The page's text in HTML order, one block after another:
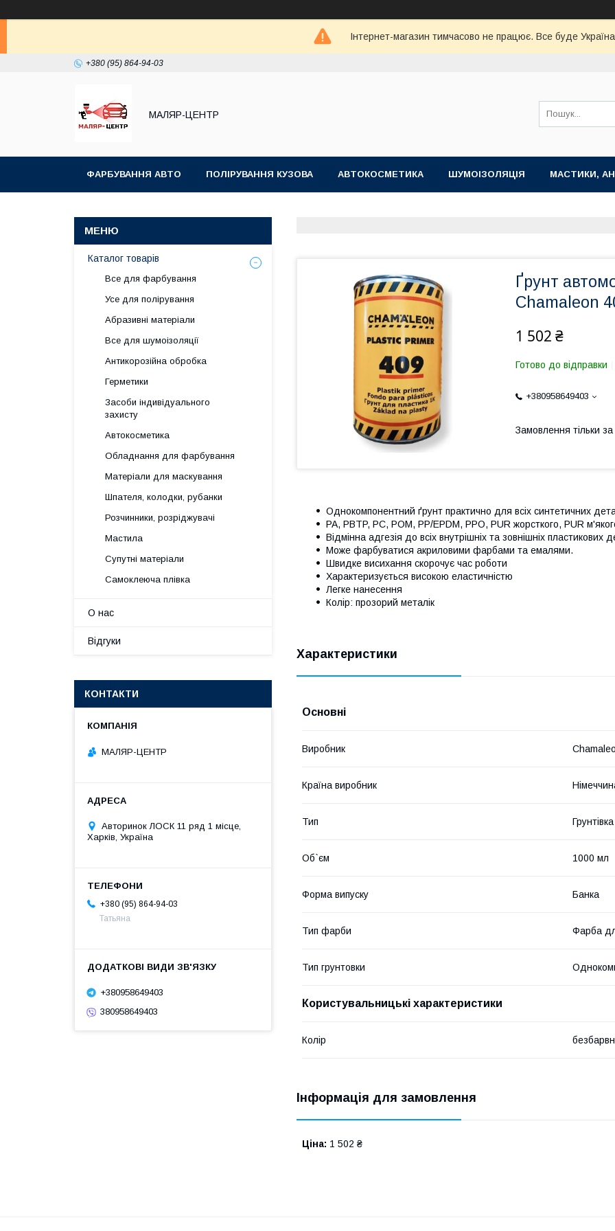
Інтернет-магазин тимчасово не працює. Все буде
+380 (95) 864-94-03
МАЛЯР-ЦЕНТР
ФАРБУВАННЯ АВТО ПОЛІРУВАННЯ КУЗОВА АВТОКОСМЕТИКА ШУМОІЗОЛЯЦІЯ МАСТИКИ,
Ґрунт
Chamaleon
1 502 ₴
Готово до відправки
+380958649403
Замовлення тільки
Однокомпонентний ґрунт практично для всіх синтетичних
PA, PBTP, PC, POM, PP/EPDM, PPO, PUR жорсткого, PUR
Відмінна адгезія до всіх внутрішніх та зовнішніх пластикових
Може фарбуватися акриловими фарбами та емалями.
Швидке висихання скорочує час роботи
Характеризується високою еластичністю
Легке нанесення
Колір: прозорий металік
Характеристики
Основні
Виробник
Країна виробник
Тип Грунтівка
Об`єм 1000 мл
Форма випуску Банка
Тип фарби Фарба
Тип грунтовки
Користувальницькі характеристики
Колір
Інформація для замовлення
Ціна: 1 502 ₴
Каталог товарів
Все для фарбування
Усе для полірування
Абразивні матеріали
Все для шумоізоляції
Антикорозійна обробка
Герметики
Засоби індивідуального
захисту
Автокосметика
Обладнання для фарбування
Матеріали для маскування
Шпателя, колодки, рубанки
Розчинники, розріджувачі
Мастила
Супутні матеріали
Самоклеюча плівка
О нас
Відгуки
КОНТАКТИ
МАЛЯР-ЦЕНТР
Авторинок ЛОСК 11 ряд 1 місце,
Харків, Україна
+380 (95) 864-94-03
Татьяна
+380958649403
380958649403